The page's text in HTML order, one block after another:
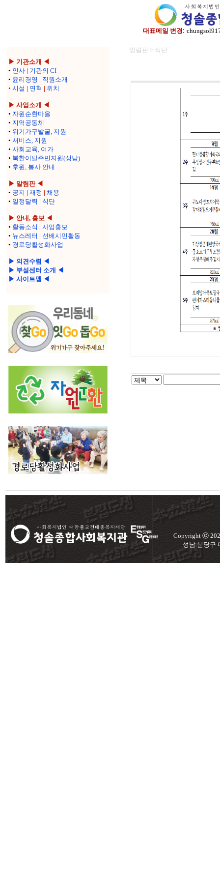
대표메일 변경:
▶ 기관소개 ◀
• 인사 | 기관의 CI
• 윤리경영 | 직원소개
• 시설 | 연혁 | 위치
▶ 사업소개 ◀
• 자원순환마을
• 지역공동체
• 위기가구발굴, 지원
• 서비스, 지원
• 사회교육, 여가
• 북한이탈주민지원(성남)
• 후원, 봉사 안내
▶ 알림판 ◀
• 공지 | 재정 | 채용
• 일정달력 | 식단
▶ 안내, 홍보 ◀
• 활동소식 | 사업홍보
• 뉴스레터 | 선배시민활동
• 경로당활성화사업
▶ 의견수렴 ◀
▶ 부설센터 소개 ◀
▶ 사이트맵 ◀
알림판 > 식단
Copyright ⓒ
성남 분당구